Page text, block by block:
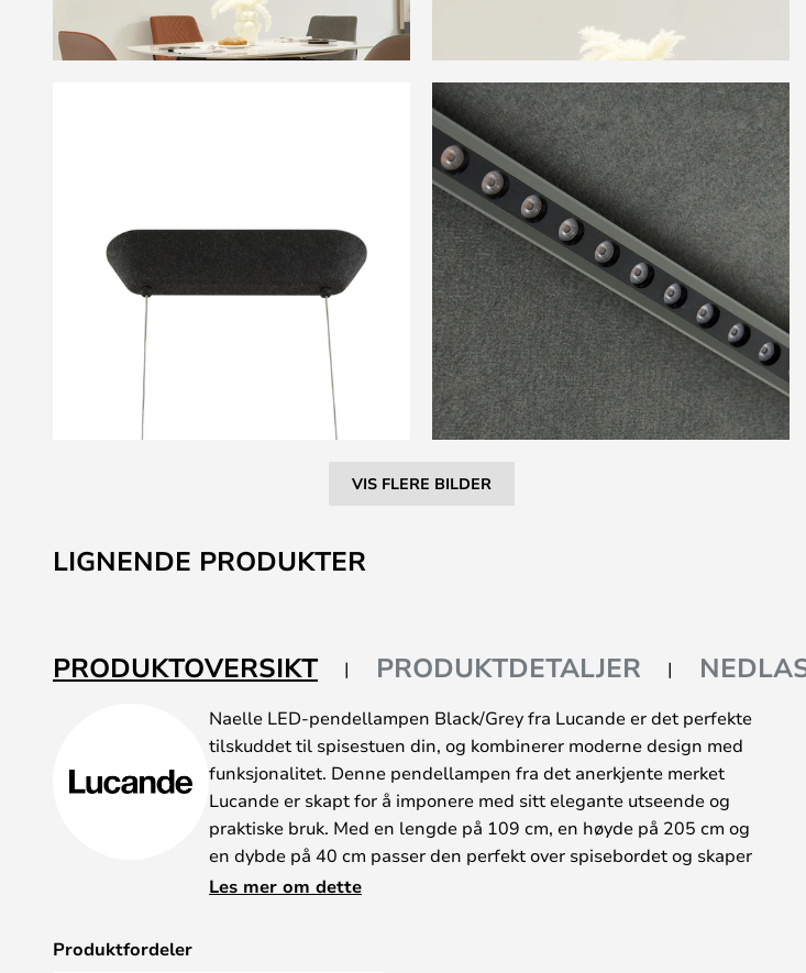
VIS FLERE BILDER
til
begynnelsen
LIGNENDE PRODUKTER
PRODUKTOVERSIKT PRODUKTDETALJER
Naelle LED-pendellampen Black/Grey fra Lucande er det perfekte
tilskuddet til spisestuen din, og kombinerer moderne design med
funksjonalitet. Denne pendellampen fra det anerkjente merket
Lucande er skapt for å imponere med sitt elegante utseende og
praktiske bruk. Med en lengde på 109 cm, en høyde på 205 cm og
en dybde på 40 cm passer den perfekt over spisebordet og skaper
en koselig atmosfære.
Les mer om dette
Produktfordeler